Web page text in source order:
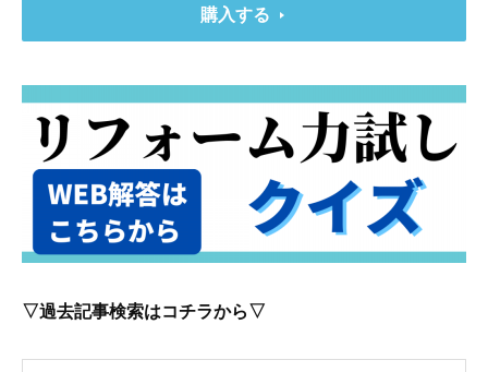
購入する
▽過去記事検索はコチラから▽